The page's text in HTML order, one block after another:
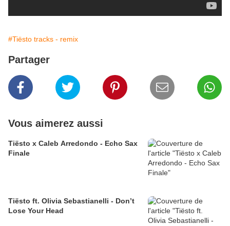
#Tiësto tracks - remix
Partager
Vous aimerez aussi
Tiësto x Caleb Arredondo - Echo Sax
Finale
Tiësto ft. Olivia Sebastianelli - Don’t
Lose Your Head